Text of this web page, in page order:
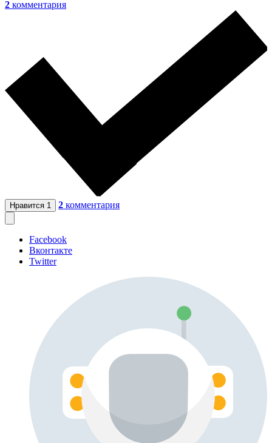
2 комментария
Нравится 1 2 комментария
Facebook
Вконтакте
Twitter